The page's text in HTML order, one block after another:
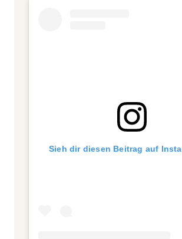
Sieh dir diesen Beitrag auf